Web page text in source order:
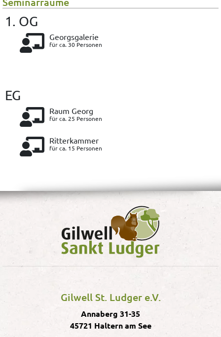
Georgshütte
1. OG
Georgsgalerie
für ca. 30 Personen
EG
Raum Georg
für ca. 25 Personen
Ritterkammer
für ca. 15 Personen
Gilwell St. Ludger e.V.
Annaberg 31-35
45721 Haltern am See